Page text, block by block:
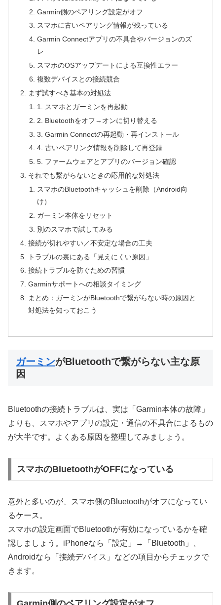
Garmin側のペアリング設定がオフ
スマホに古いペアリング情報が残っている
Garmin Connectアプリの不具合やバージョンのズ
レ
スマホのOSアップデートによる互換性エラー
複数デバイスとの接続競合
まず試すべき基本の対処法
1. スマホとガーミンを再起動
2. Bluetoothをオフ→オンに切り替える
3. Garmin Connectの再起動・再インストール
4. 古いペアリング情報を削除して再登録
5. ファームウェアとアプリのバージョン確認
それでも繋がらないときの応用的な対処法
スマホのBluetoothキャッシュを削除（Android向
け）
ガーミン本体をリセット
別のスマホで試してみる
接続が切れやすい／不安定な場合の工夫
トラブルの裏にある「見えにくい原因」
接続トラブルを防ぐための習慣
Garminサポートへの相談タイミング
まとめ：ガーミンがBluetoothで繋がらない時の原因と
対処法を知っておこう
ガーミンがBluetoothで繋がらない主な原
因
Bluetoothの接続トラブルは、実は「Garmin本体の故障」
よりも、スマホやアプリの設定・通信の不具合によるもの
が大半です。よくある原因を整理してみましょう。
スマホのBluetoothがOFFになっている
意外と多いのが、スマホ側のBluetoothがオフになってい
るケース。
スマホの設定画面でBluetoothが有効になっているかを確
認しましょう。iPhoneなら「設定」→「Bluetooth」、
Androidなら「接続デバイス」などの項目からチェックで
きます。